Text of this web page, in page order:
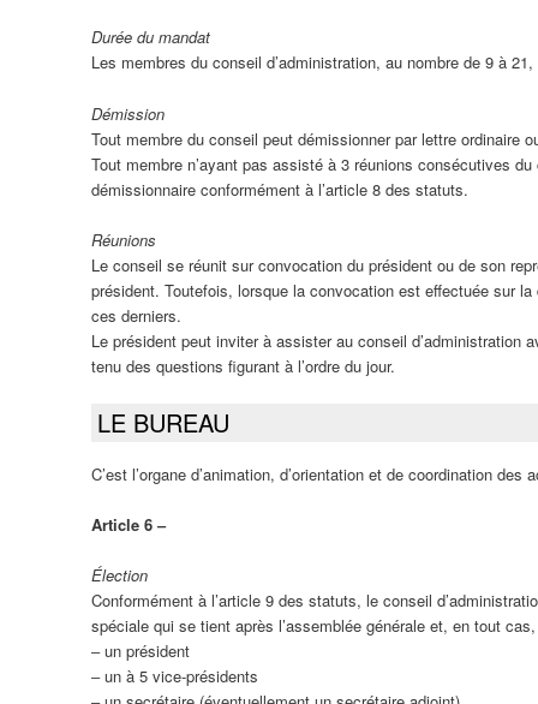
Durée du mandat
Les membres du conseil d’administration, au nombre de 9 à
Démission
Tout membre du conseil peut démissionner par lettre ordinaire
Tout membre n’ayant pas assisté à 3 réunions consécutives
démissionnaire conformément à l’article 8 des statuts.
Réunions
Le conseil se réunit sur convocation du président ou de son
président. Toutefois, lorsque la convocation est effectuée sur
ces derniers.
Le président peut inviter à assister au conseil
tenu des questions figurant à l’ordre du jour.
LE BUREAU
C’est l’organe d’animation, d’orientation et de coordination des
Article 6 ‒
Élection
Conformément à l’article 9 des statuts, le conseil
spéciale qui se tient après l’assemblée générale et, en tout
‒ un président
‒ un à 5 vice-présidents